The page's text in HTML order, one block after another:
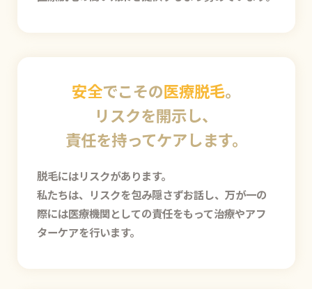
安全でこその医療脱毛。
リスクを開示し、
責任を持ってケアします。
脱毛にはリスクがあります。
私たちは、リスクを包み隠さずお話し、万が一の
際には医療機関としての責任をもって治療やアフ
ターケアを行います。